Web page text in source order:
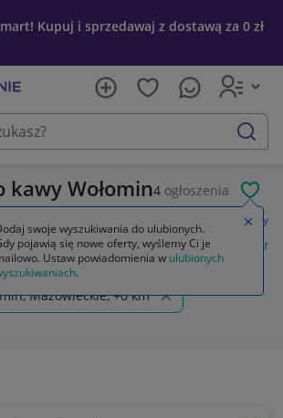
Kupuj i sprzedawaj z dostawą za 0 zł
szukaj
kawy Wołomin4 ogłoszenia
Ekspresy do kawy
do kawy ekspres do kawy z młynkiem
Mazowieckie, +0 km
swoje wyszukiwania do ulubionych.
pojawią się nowe oferty, wyślemy Ci je
Ustaw powiadomienia w ulubionych
.